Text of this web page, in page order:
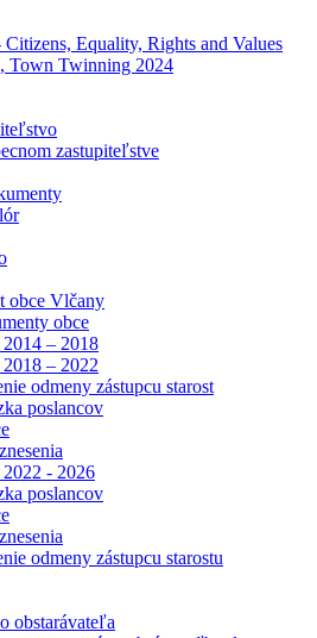
Citizens, Equality, Rights and Values
Town Twinning 2024
zastupiteľstve
obce Vlčany
obce
– 2018
– 2022
odmeny zástupcu starost
poslancov
- 2026
poslancov
odmeny zástupcu starostu
obstarávateľa